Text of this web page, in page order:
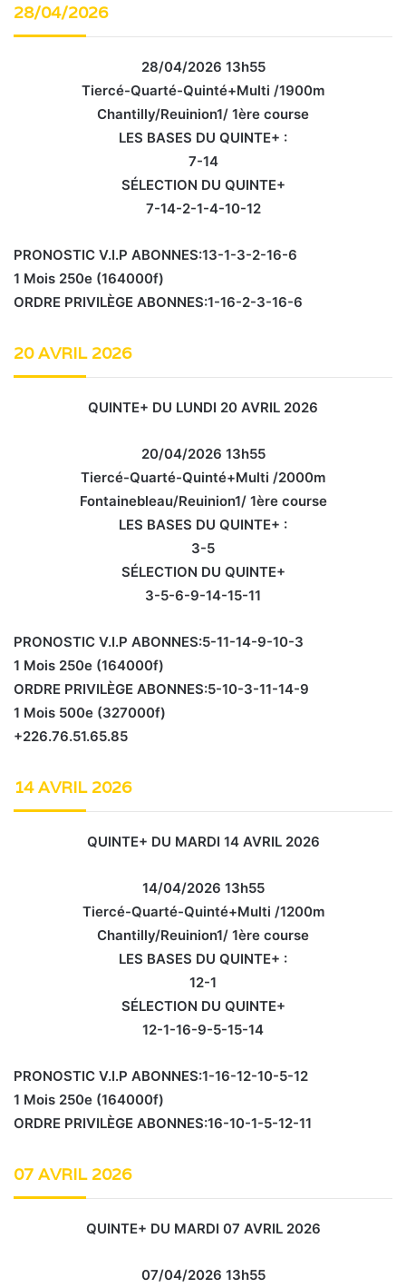
28/04/2026
28/04/2026 13h55
Tiercé-Quarté-Quinté+Multi /1900m
Chantilly/Reuinion1/ 1ère course
LES BASES DU QUINTE+ :
7-14
SÉLECTION DU QUINTE+
7-14-2-1-4-10-12
PRONOSTIC V.I.P ABONNES:13-1-3-2-16-6
1 Mois 250e (164000f)
ORDRE PRIVILÈGE ABONNES:1-16-2-3-16-6
20 AVRIL 2026
QUINTE+ DU LUNDI 20 AVRIL 2026
20/04/2026 13h55
Tiercé-Quarté-Quinté+Multi /2000m
Fontainebleau/Reuinion1/ 1ère course
LES BASES DU QUINTE+ :
3-5
SÉLECTION DU QUINTE+
3-5-6-9-14-15-11
PRONOSTIC V.I.P ABONNES:5-11-14-9-10-3
1 Mois 250e (164000f)
ORDRE PRIVILÈGE ABONNES:5-10-3-11-14-9
1 Mois 500e (327000f)
+226.76.51.65.85
14 AVRIL 2026
QUINTE+ DU MARDI 14 AVRIL 2026
14/04/2026 13h55
Tiercé-Quarté-Quinté+Multi /1200m
Chantilly/Reuinion1/ 1ère course
LES BASES DU QUINTE+ :
12-1
SÉLECTION DU QUINTE+
12-1-16-9-5-15-14
PRONOSTIC V.I.P ABONNES:1-16-12-10-5-12
1 Mois 250e (164000f)
ORDRE PRIVILÈGE ABONNES:16-10-1-5-12-11
07 AVRIL 2026
QUINTE+ DU MARDI 07 AVRIL 2026
07/04/2026 13h55